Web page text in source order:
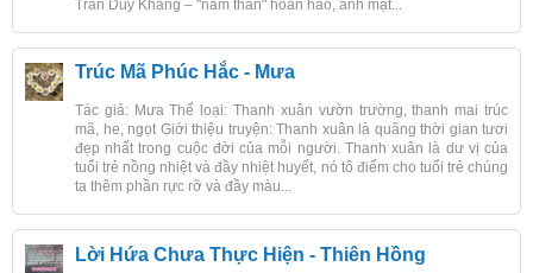
Trần Duy Khang – "nam thần" hoàn hảo, ánh mặt...
Trúc Mã Phúc Hắc - Mưa
Tác giả: Mưa Thể loại: Thanh xuân vườn trường, thanh mai trúc
mã, he, ngọt Giới thiệu truyện: Thanh xuân là quãng thời gian tươi
đẹp nhất trong cuộc đời của mỗi người. Thanh xuân là dư vị của
tuổi trẻ nồng nhiệt và đầy nhiệt huyết, nó tô điểm cho tuổi trẻ chúng
ta thêm phần rực rỡ và đầy màu...
Lời Hứa Chưa Thực Hiện - Thiên Hồng